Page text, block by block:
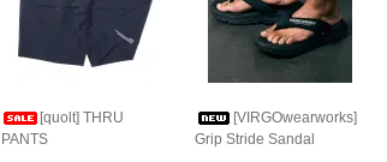
[quolt] THRU
PANTS
[VIRGOwearworks]
Grip Stride Sandal